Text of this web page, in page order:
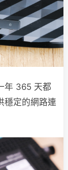
年 365 天都
穩定的網路連